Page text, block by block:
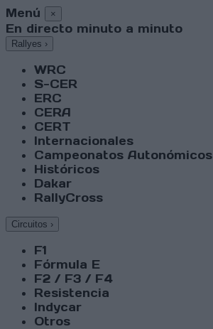
Menú ×
En directo minuto a minuto
Rallyes ›
WRC
S-CER
ERC
CERA
CERT
Internacionales
Campeonatos Autonómicos
Históricos
Dakar
RallyCross
Circuitos ›
F1
Fórmula E
F2 / F3 / F4
Resistencia
Indycar
Otros